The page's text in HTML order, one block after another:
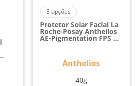
3 opções
Protetor Solar Facial La
Roche-Posay Anthelios
AE-Pigmentation FPS 50
Anti-Idade Sem Cor 40g
Anthelios
40g